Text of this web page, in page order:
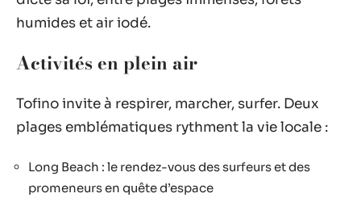
humides et air iodé.
Activités en plein air
Tofino invite à respirer, marcher, surfer. Deux
plages emblématiques rythment la vie locale :
Long Beach : le rendez-vous des surfeurs et des
promeneurs en quête d’espace